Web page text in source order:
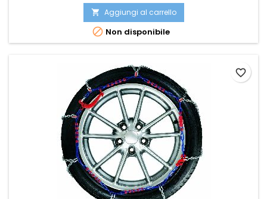
 Aggiungi al carrello
 Non disponibile
favorite_border